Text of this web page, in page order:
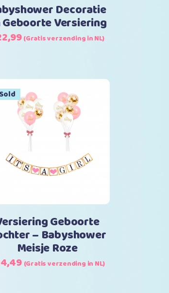
Decoratie
Geboorte Versiering
Huidige
€22,99.
(Gratis verzending in NL)
Sale
Sold
Lees verder
Geboorte
– Babyshower
Meisje Roze
Huidige
(Gratis verzending in NL)